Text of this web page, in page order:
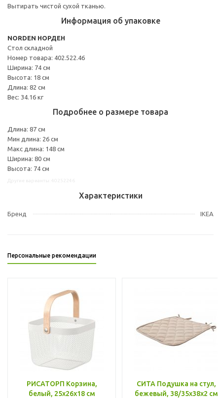
Вытирать чистой сухой тканью.
Информация об упаковке
NORDEN НОРДЕН
Стол складной
Номер товара: 402.522.46
Ширина: 74 см
Высота: 18 см
Длина: 82 см
Вес: 34.16 кг
Подробнее о размере товара
Длина: 87 см
Мин длина: 26 см
Макс длина: 148 см
Ширина: 80 см
Высота: 74 см
Характеристики
Бренд IKEA
Персональные рекомендации
РИСАТОРП Корзина,
белый, 25x26x18 см
СИТА Подушка на стул,
бежевый, 38/35x38x2 см